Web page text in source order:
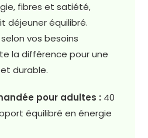
fibres et satiété,
déjeuner équilibré.
vos besoins
la différence pour une
durable.
pour adultes : 40
équilibré en énergie